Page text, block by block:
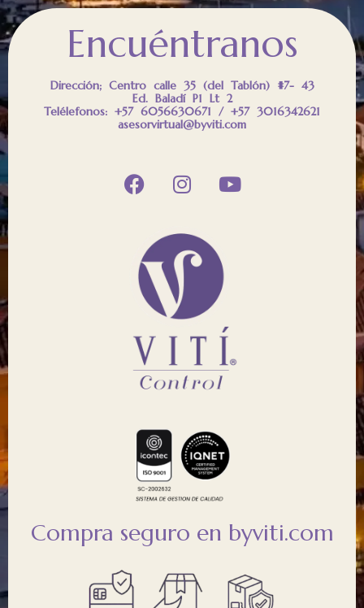
Encuéntranos
Dirección; Centro calle 35 (del Tablón) #7- 43
Ed. Baladí P1 Lt 2
Telélefonos: +57 6056630671 / +57 3016342621
asesorvirtual@byviti.com
Compra seguro en byviti.com